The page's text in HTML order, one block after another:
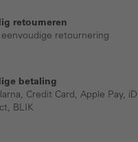
retourneren
eenvoudige retournering
betaling
Credit Card, Apple Pay,
BLIK